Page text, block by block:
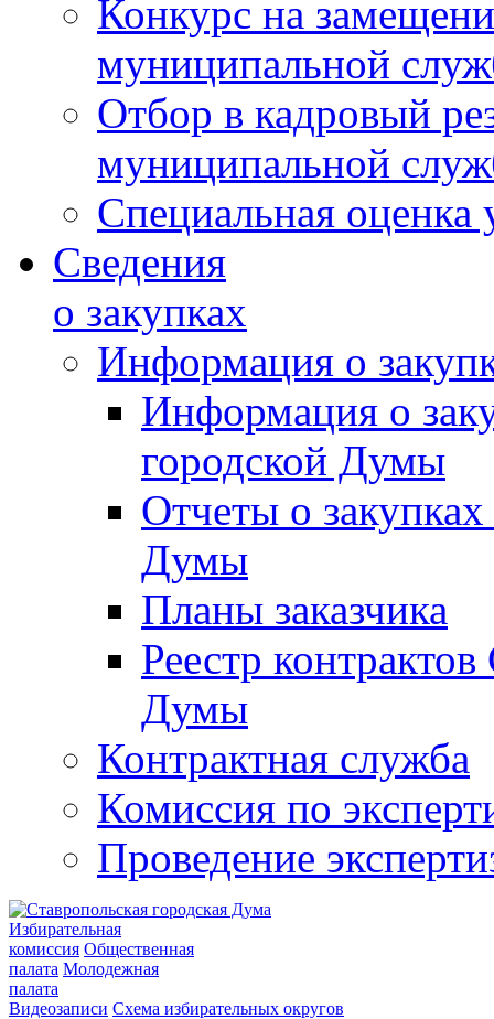
Конкурс на
муниципальной
Отбор в кадровый
муниципальной
Специальная оценка
Сведения
о закупках
Информация о
Информация о
городской Думы
Отчеты о
Думы
Планы заказчика
Реестр
Думы
Контрактная служба
Комиссия по
Проведение
Избирательная
комиссия Общественная
палата Молодежная
палата
Видеозаписи Схема избирательных округов